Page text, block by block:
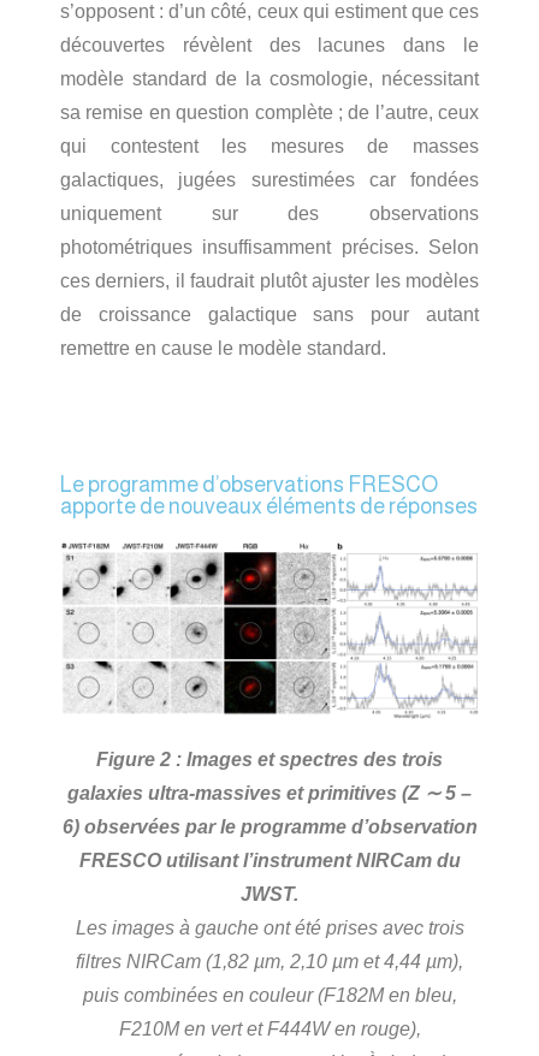
s’opposent : d’un côté, ceux qui estiment que ces
découvertes révèlent des lacunes dans le
modèle standard de la cosmologie, nécessitant
sa remise en question complète ; de l’autre, ceux
qui contestent les mesures de masses
galactiques, jugées surestimées car fondées
uniquement sur des observations
photométriques insuffisamment précises. Selon
ces derniers, il faudrait plutôt ajuster les modèles
de croissance galactique sans pour autant
remettre en cause le modèle standard.
Le programme d’observations FRESCO
apporte de nouveaux éléments de réponses
Figure 2 : Images et spectres des trois
galaxies ultra-massives et primitives (Z ∼ 5 –
6) observées par le programme d’observation
FRESCO utilisant l’instrument NIRCam du
JWST.
Les images à gauche ont été prises avec trois
filtres NIRCam (1,82 µm, 2,10 µm et 4,44 µm),
puis combinées en couleur (F182M en bleu,
F210M en vert et F444W en rouge),